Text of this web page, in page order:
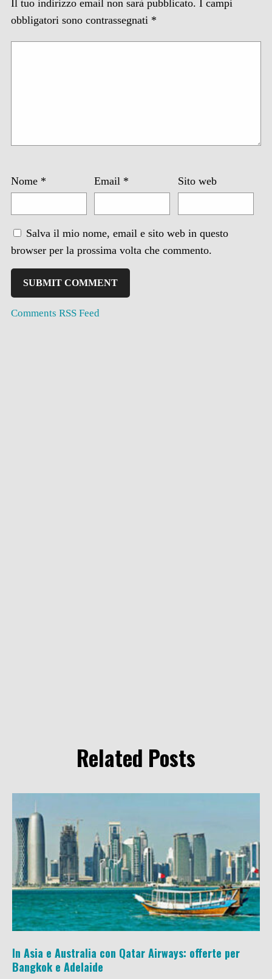
Il tuo indirizzo email non sarà pubblicato.
I campi
obbligatori sono contrassegnati *
Nome * Email * Sito web
Salva il mio nome, email e sito web in questo
browser per la prossima volta che commento.
Comments RSS Feed
Related Posts
In Asia e Australia con Qatar Airways: offerte per
Bangkok e Adelaide